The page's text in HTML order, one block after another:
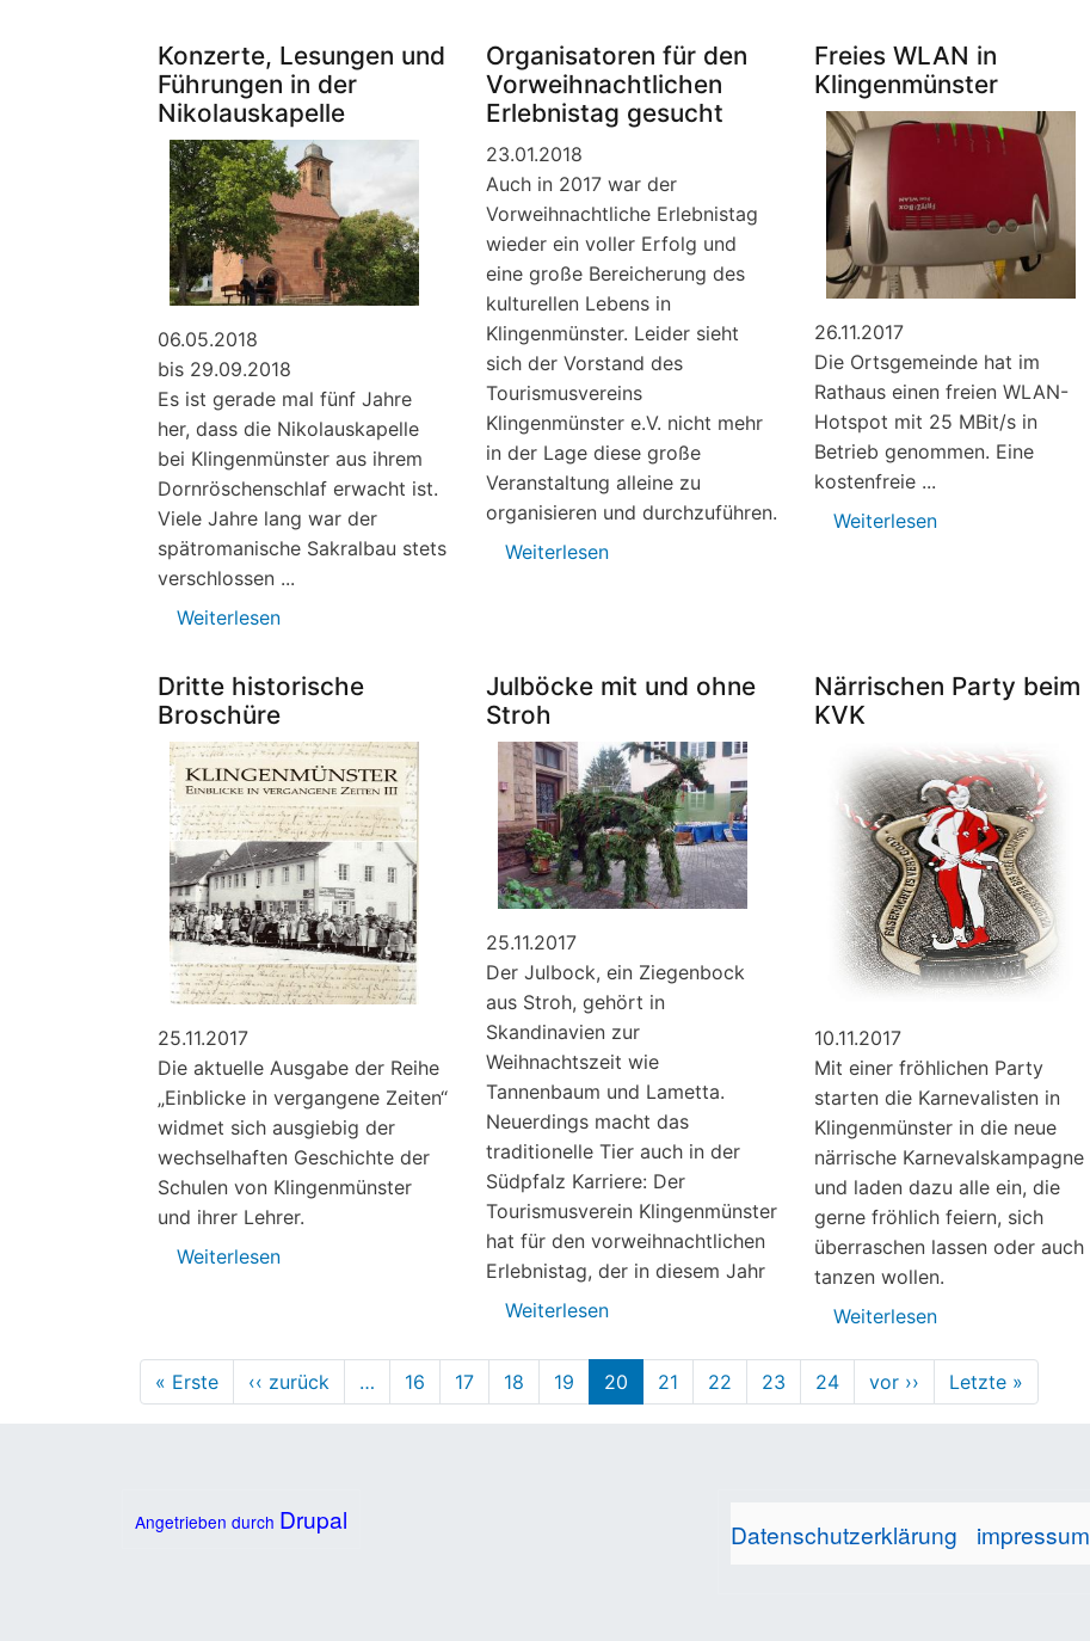
Renaissance
für
Kinder
auf
Burg
Konzerte, Lesungen und
Führungen in der
Nikolauskapelle
06.05.2018
bis 29.09.2018
Es ist gerade mal fünf Jahre
her, dass die Nikolauskapelle
bei Klingenmünster aus ihrem
Dornröschenschlaf erwacht ist.
Viele Jahre lang war der
spätromanische Sakralbau stets
verschlossen ...
Weiterlesen
Lesungen
Führungen
in
der
Nikolauskapelle
Organisatoren für den
Vorweihnachtlichen
Erlebnistag gesucht
23.01.2018
Auch in 2017 war der
Vorweihnachtliche Erlebnistag
wieder ein voller Erfolg und
eine große Bereicherung des
kulturellen Lebens in
Klingenmünster. Leider sieht
sich der Vorstand des
Tourismusvereins
Klingenmünster e.V. nicht mehr
in der Lage diese große
Veranstaltung alleine zu
organisieren und durchzuführen.
Weiterlesenüber
Vorweihnachtlichen
Erlebnistag
Freies WLAN in
Klingenmünster
26.11.2017
Die Ortsgemeinde hat im
Rathaus einen freien WLAN-
Hotspot mit 25 MBit/s in
Betrieb genommen. Eine
kostenfreie ...
Weiterlesenüber
Dritte historische
Broschüre
25.11.2017
Die aktuelle Ausgabe der Reihe
„Einblicke in vergangene Zeiten“
widmet sich ausgiebig der
wechselhaften Geschichte der
Schulen von Klingenmünster
und ihrer Lehrer.
Weiterlesen
Julböcke mit und ohne
Stroh
25.11.2017
Der Julbock, ein Ziegenbock
aus Stroh, gehört in
Skandinavien zur
Weihnachtszeit wie
Tannenbaum und Lametta.
Neuerdings macht das
traditionelle Tier auch in der
Südpfalz Karriere: Der
Tourismusverein Klingenmünster
hat für den vorweihnachtlichen
Erlebnistag, der in diesem Jahr
Weiterlesenüber
mit
und
Närrischen Party beim
KVK
10.11.2017
Mit einer fröhlichen Party
starten die Karnevalisten in
Klingenmünster in die neue
närrische Karnevalskampagne
und laden dazu alle ein, die
gerne fröhlich feiern, sich
überraschen lassen oder auch
tanzen wollen.
Weiterlesenüber
Party
beim
Seitennummerierung
« Erste Erste
Seite
‹‹ zurück Vorherige
Seite
… 16 17 18 19 20 21 22 23 24 vor ›› Nächste
Seite
Letzte »
Seite
Angetrieben durch Drupal Datenschutzerklärung impressum